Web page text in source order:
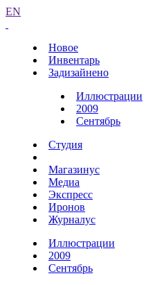
EN
Новое
Инвентарь
Задизайнено
Иллюстрации
2009
Сентябрь
Студия
Магазинус
Медиа
Экспресс
Иронов
Журналус
Иллюстрации
2009
Сентябрь